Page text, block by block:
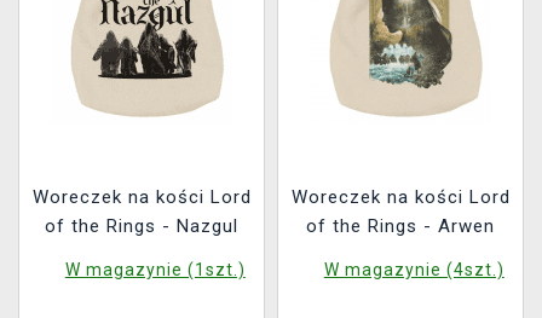
Woreczek na kości Lord
of the Rings - Nazgul
W magazynie (1szt.)
Woreczek na kości Lord
of the Rings - Arwen
W magazynie (4szt.)